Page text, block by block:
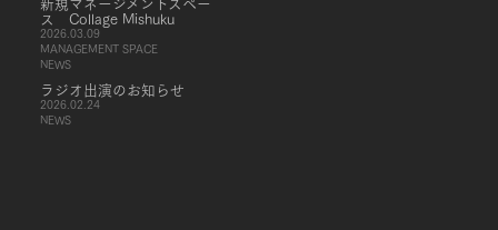
ス Collage Mishuku
2026.03.09
MANAGEMENT SPACE
NEWS
ラジオ出演のお知らせ
2026.02.24
NEWS